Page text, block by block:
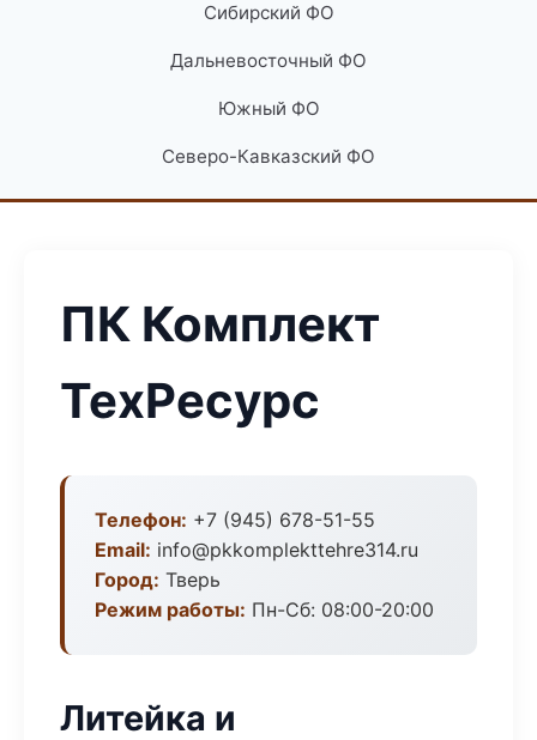
Сибирский ФО
Дальневосточный ФО
Южный ФО
Северо-Кавказский ФО
ПК Комплект
ТехРесурс
Телефон: +7 (945) 678-51-55
Email: info@pkkomplekttehre314.ru
Город: Тверь
Режим работы: Пн-Сб: 08:00-20:00
Литейка и